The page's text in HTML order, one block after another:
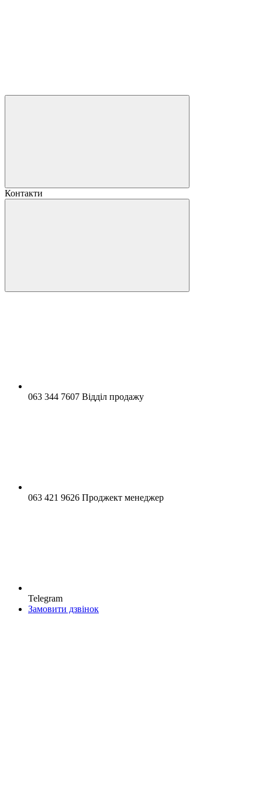
Контакти
063 344 7607 Відділ продажу
063 421 9626 Проджект менеджер
Telegram
Замовити дзвінок